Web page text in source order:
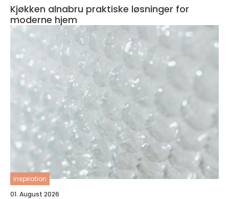
Kjøkken alnabru praktiske løsninger for
moderne hjem
inspiration
01. August 2026